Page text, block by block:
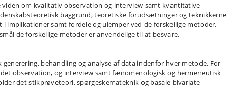
om kvalitativ observation og interview samt kvantitative
baggrund, teoretiske forudsætninger og teknikkerne
implikationer samt fordele og ulemper ved de forskellige metoder.
de forskellige metoder er anvendelige til at besvare.
behandling og analyse af data indenfor hver metode. For
observation, og interview samt fænomenologisk og hermeneutisk
det stikprøveteori, spørgeskemateknik og basale bivariate